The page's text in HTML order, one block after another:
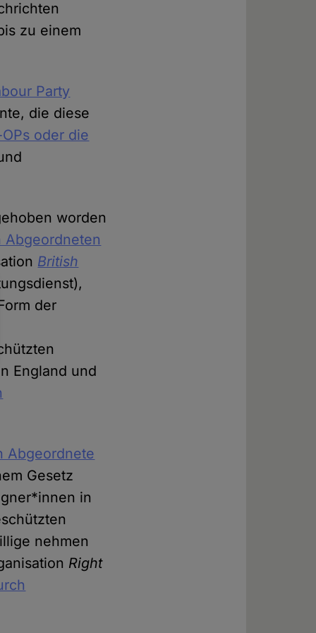
zu einem
Party
die diese
oder die
worden
British
der
England und
Abgeordnete
Gesetz
in
nehmen
Right